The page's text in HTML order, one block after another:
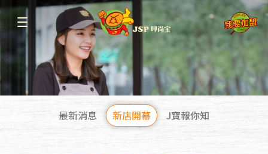
最新消息 新店開幕 J寶報你知